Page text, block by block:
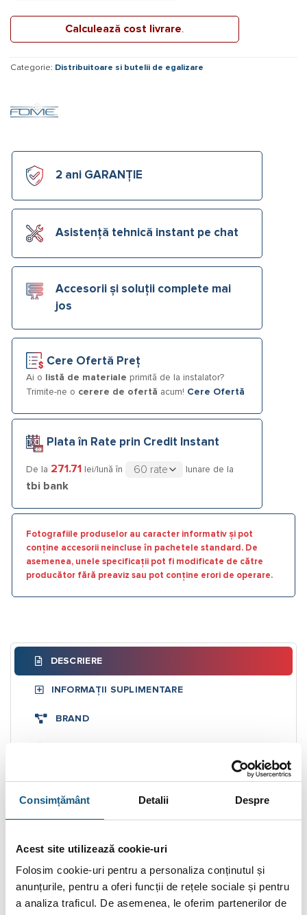
Consimțământ Detalii Despre
Acest site utilizează cookie-uri
Folosim cookie-uri pentru a personaliza conținutul și
anunțurile, pentru a oferi funcții de rețele sociale și pentru
a analiza traficul. De asemenea, le oferim partenerilor de
Calculează cost livrare
Categorie: Distribuitoare si butelii de egalizare
2 ani GARANȚIE
Asistență tehnică instant pe chat
Accesorii și soluții complete mai
jos
Cere Ofertă Preț
Ai o listă de materiale primită de la instalator?
Trimite-ne o cerere de ofertă acum! Cere Ofertă
Plata în Rate prin Credit Instant
De la 271.71 lei/lună în lunare de la
tbi bank
Fotografiile produselor au caracter informativ și pot
conține accesorii neincluse în pachetele standard. De
asemenea, unele specificații pot fi modificate de către
producător fără preaviz sau pot conține erori de operare.
DESCRIERE
INFORMAȚII SUPLIMENTARE
BRAND
Butelie de egalizare Ø 324 FOME 6934 80
m³/h – 1860 kW
de putere mare, pentru separatia circuitelor in sistemul de
cilindrica, vopsite in camp electrostatic.
Date tehnice: